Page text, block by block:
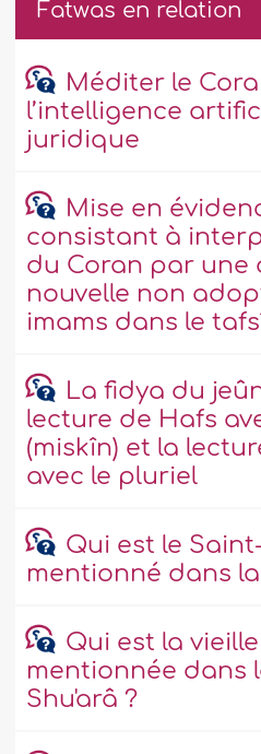
Fatwas en relation
Méditer le
l’intelligence
juridique
Mise en
consistant à
du Coran par une
nouvelle non
imams dans le
La fidya du
lecture de Hafs
(miskîn) et la
avec le pluriel
Qui est le
mentionné dans
Qui est la
mentionnée dans
Shu'arâ ?